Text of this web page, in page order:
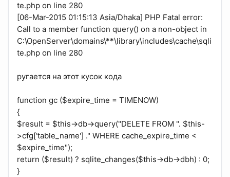
te.php on line 280
[06-Mar-2015 01:15:13 Asia/Dhaka] PHP Fatal error:
Call to a member function query() on a non-object in
C:\OpenServer\domains\**\library\includes\cache\sqli
te.php on line 280
ругается на этот кусок кода
function gc ($expire_time = TIMENOW)
{
$result = $this->db->query("DELETE FROM ". $this-
>cfg['table_name'] ." WHERE cache_expire_time <
$expire_time");
return ($result) ? sqlite_changes($this->db->dbh) : 0;
}